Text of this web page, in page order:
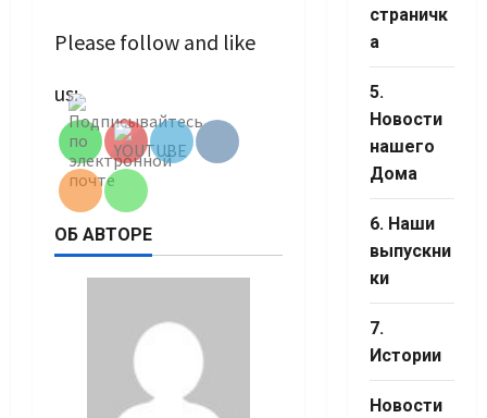
Please follow and like
us:Channel ID
ОБ АВТОРЕ
страничк
а
5.
Новости
нашего
Дома
6. Наши
выпускни
ки
7.
Истории
Новости